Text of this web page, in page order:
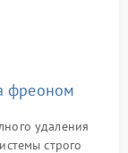
фреоном
удаления
строго